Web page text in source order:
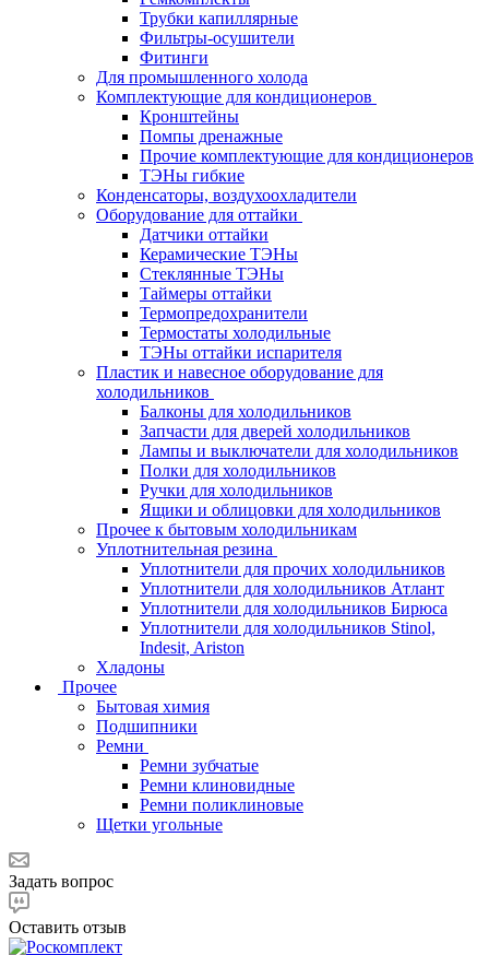
Трубки капиллярные
Фильтры-осушители
Фитинги
Для промышленного холода
Комплектующие для кондиционеров
Кронштейны
Помпы дренажные
Прочие комплектующие для кондиционеров
ТЭНы гибкие
Конденсаторы, воздухоохладители
Оборудование для оттайки
Датчики оттайки
Керамические ТЭНы
Стеклянные ТЭНы
Таймеры оттайки
Термопредохранители
Термостаты холодильные
ТЭНы оттайки испарителя
Пластик и навесное оборудование для
холодильников
Балконы для холодильников
Запчасти для дверей холодильников
Лампы и выключатели для холодильников
Полки для холодильников
Ручки для холодильников
Ящики и облицовки для холодильников
Прочее к бытовым холодильникам
Уплотнительная резина
Уплотнители для прочих холодильников
Уплотнители для холодильников Атлант
Уплотнители для холодильников Бирюса
Уплотнители для холодильников Stinol,
Indesit, Ariston
Хладоны
Прочее
Бытовая химия
Подшипники
Ремни
Ремни зубчатые
Ремни клиновидные
Ремни поликлиновые
Щетки угольные
Задать вопрос
Оставить отзыв